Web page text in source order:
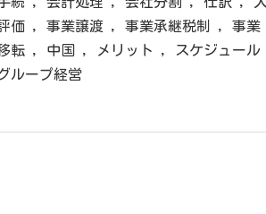
価 , 事業譲渡 , 事業承継税制 , 事業
転 , 中国 , メリット ,
スケジュール
ループ経営